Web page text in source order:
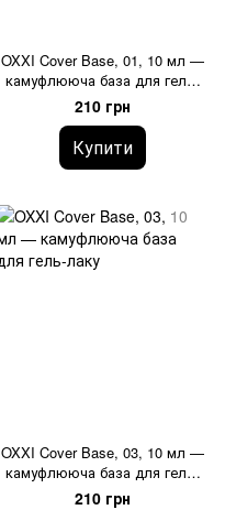
OXXI Cover Base, 01, 10 мл —
камуфлююча база для гель-
лаку
210 грн
Купити
OXXI Cover Base, 03, 10 мл —
камуфлююча база для гель-
лаку
210 грн